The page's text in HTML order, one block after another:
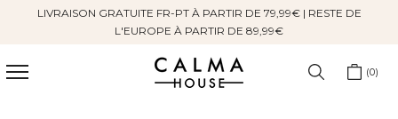
SauterLIVRAISON GRATUITE FR-PT À PARTIR DE 79,99€ | RESTE DE
L'EUROPE À PARTIR DE 89,99€
0